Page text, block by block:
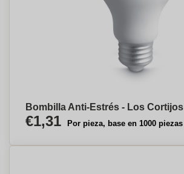
Bombilla Anti-Estrés - Los Cortijos
€1,31 Por pieza, base en 1000 piezas